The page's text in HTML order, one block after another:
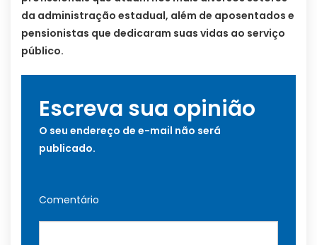
da administração estadual, além de aposentados e
pensionistas que dedicaram suas vidas ao serviço
público.
Escreva sua opinião
O seu endereço de e-mail não será
publicado.
Comentário